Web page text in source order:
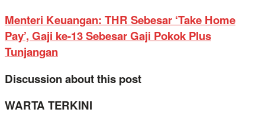
Menteri Keuangan: THR Sebesar ‘Take Home
Pay’, Gaji ke-13 Sebesar Gaji Pokok Plus
Tunjangan
Discussion about this post
WARTA TERKINI